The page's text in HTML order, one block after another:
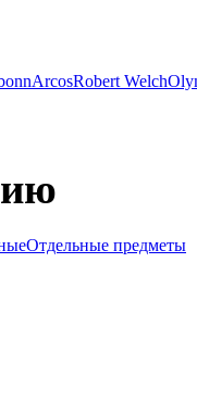
ArcosRobert Welch
Отдельные предметы